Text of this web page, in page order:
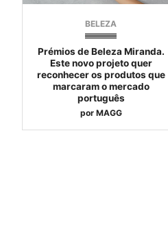
BELEZA
Prémios de Beleza Miranda.
Este novo projeto quer
reconhecer os produtos que
marcaram o mercado
português
por MAGG